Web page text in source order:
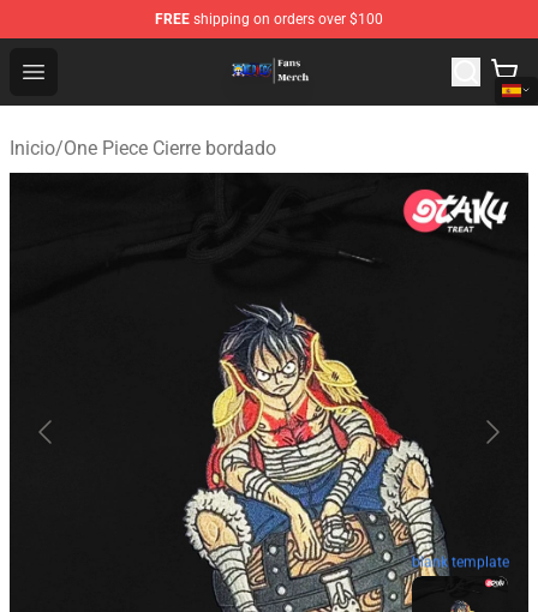
FREE shipping on orders over $100
Open menu
One Piece Store - Official One Piece Merchandise Shop
Inicio/One Piece Cierre bordado
blank template